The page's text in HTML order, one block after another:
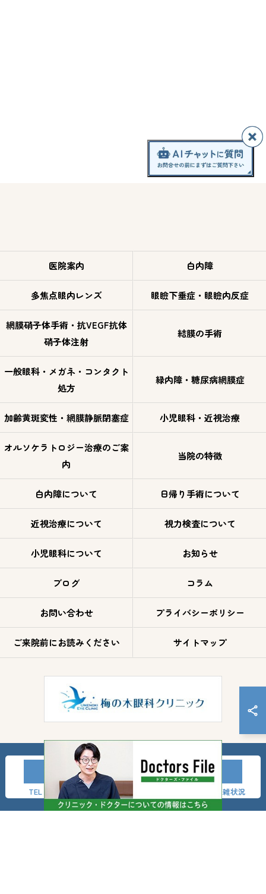
TEL LINE友達登録 混雑状況
医院案内 白内障
多焦点眼内レンズ 眼瞼下垂症・眼瞼内反症
網膜硝子体手術・抗VEGF抗体
硝子体注射
結膜の手術
一般眼科・メガネ・コンタクト
処方
緑内障・糖尿病網膜症
加齢黄斑変性・網膜静脈閉塞症 小児眼科・近視治療
オルソケラトロジー治療のご案
内
当院の特徴
白内障について 日帰り手術について
近視治療について 視力検査について
小児眼科について お知らせ
ブログ コラム
お問い合わせ プライバシーポリシー
ご来院前にお読みください サイトマップ